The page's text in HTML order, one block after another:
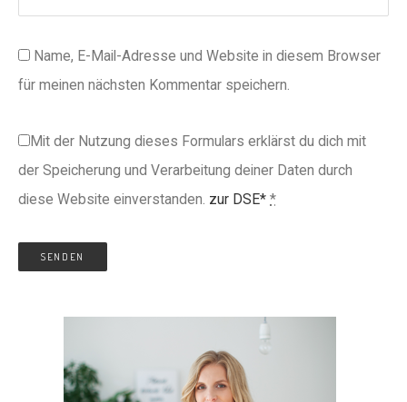
Name, E-Mail-Adresse und Website in diesem Browser
für meinen nächsten Kommentar speichern.
Mit der Nutzung dieses Formulars erklärst du dich mit
der Speicherung und Verarbeitung deiner Daten durch
diese Website einverstanden. zur DSE* *